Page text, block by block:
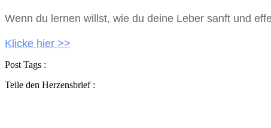
Wenn du lernen willst, wie du deine Leber sanft und
Klicke hier >>
Post Tags :
Teile den Herzensbrief :